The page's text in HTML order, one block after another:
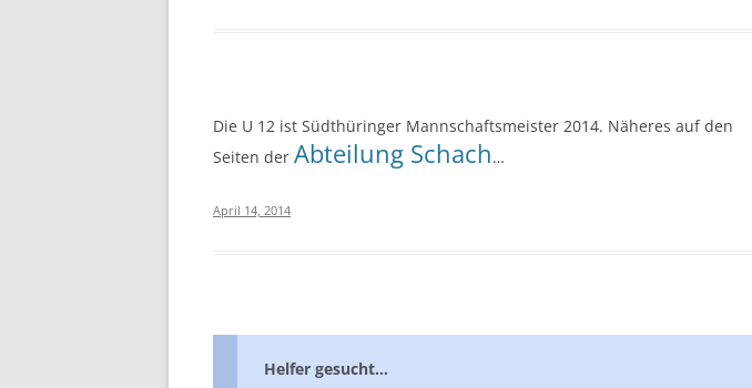
Die U 12 ist Südthüringer Mannschaftsmeister 2014. Näheres auf den
Seiten der Abteilung Schach…
April 14, 2014
Helfer gesucht…